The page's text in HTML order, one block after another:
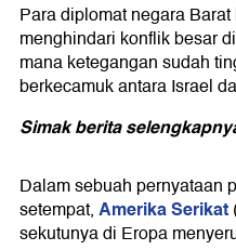
Para diplomat negara
menghindari konflik besar
mana ketegangan sudah
berkecamuk antara Israel
Simak berita
Dalam sebuah pernyataan
setempat,Amerika Serikat
sekutunya di Eropa